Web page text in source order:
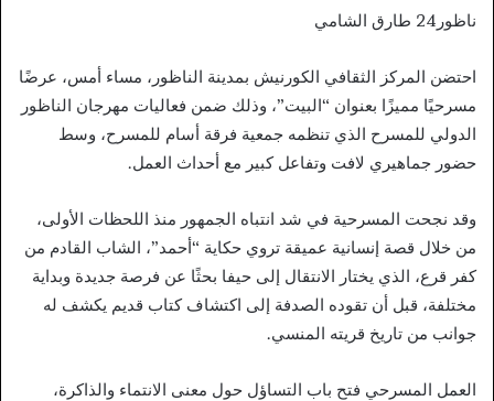
ناظور24 طارق الشامي
احتضن المركز الثقافي الكورنيش بمدينة الناظور، مساء أمس، عرضًا
مسرحيًا مميزًا بعنوان “البيت”، وذلك ضمن فعاليات مهرجان الناظور
الدولي للمسرح الذي تنظمه جمعية فرقة أسام للمسرح، وسط
حضور جماهيري لافت وتفاعل كبير مع أحداث العمل.
وقد نجحت المسرحية في شد انتباه الجمهور منذ اللحظات الأولى،
من خلال قصة إنسانية عميقة تروي حكاية “أحمد”، الشاب القادم من
كفر قرع، الذي يختار الانتقال إلى حيفا بحثًا عن فرصة جديدة وبداية
مختلفة، قبل أن تقوده الصدفة إلى اكتشاف كتاب قديم يكشف له
جوانب من تاريخ قريته المنسي.
العمل المسرحي فتح باب التساؤل حول معنى الانتماء والذاكرة،